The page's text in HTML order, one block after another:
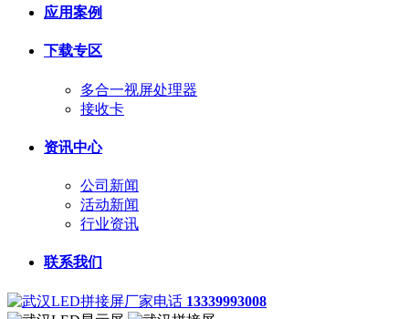
应用案例
下载专区
多合一视屏处理器
接收卡
资讯中心
公司新闻
活动新闻
行业资讯
联系我们
13339993008